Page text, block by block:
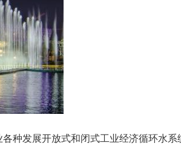
发展开放式和闭式工业经济循环水系